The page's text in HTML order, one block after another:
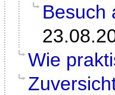
Besuch
Wie